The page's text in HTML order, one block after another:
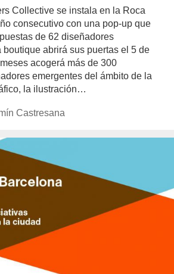
Collective se instala en la Roca
consecutivo con una pop-up que
de 62 diseñadores
boutique abrirá sus puertas el 5 de
acogerá más de 300
emergentes del ámbito de la
la ilustración…
www.experimenta.es/author/jazmin-
Castresana